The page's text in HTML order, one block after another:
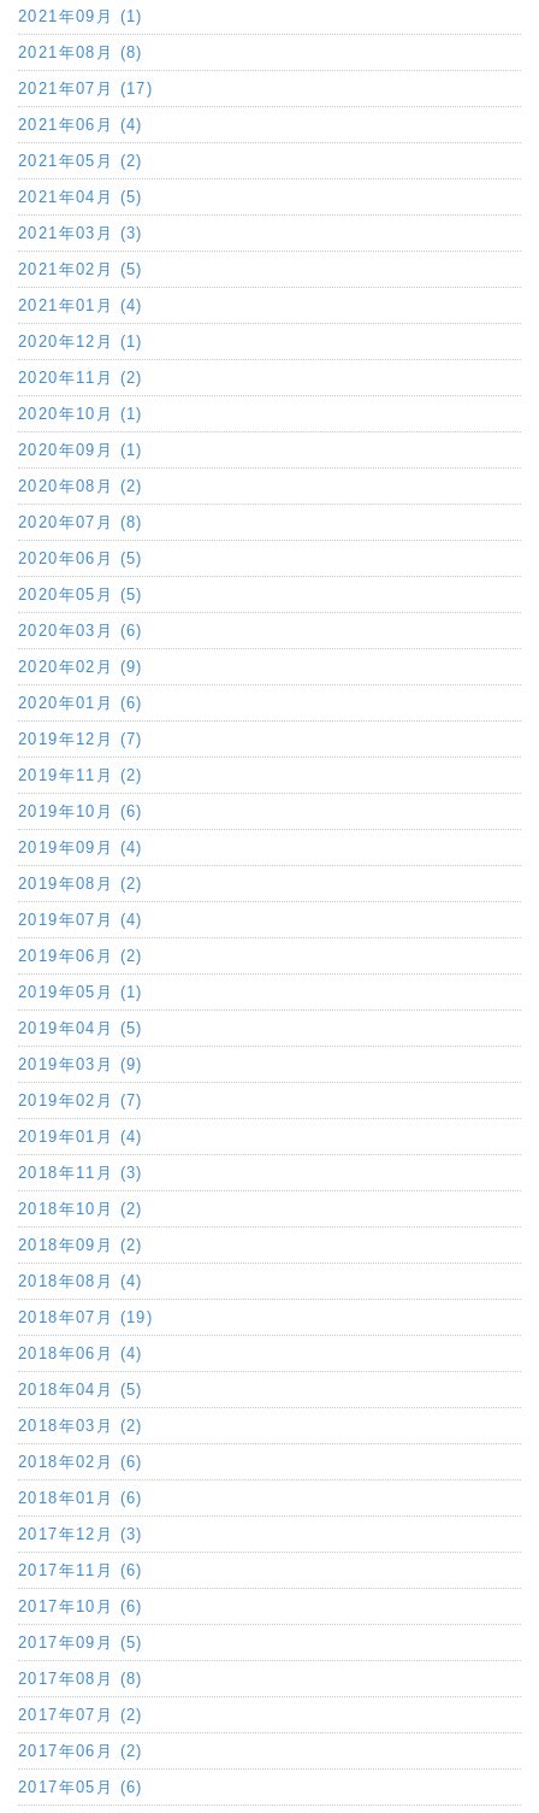
2021年09月 (1)
2021年08月 (8)
2021年07月 (17)
2021年06月 (4)
2021年05月 (2)
2021年04月 (5)
2021年03月 (3)
2021年02月 (5)
2021年01月 (4)
2020年12月 (1)
2020年11月 (2)
2020年10月 (1)
2020年09月 (1)
2020年08月 (2)
2020年07月 (8)
2020年06月 (5)
2020年05月 (5)
2020年03月 (6)
2020年02月 (9)
2020年01月 (6)
2019年12月 (7)
2019年11月 (2)
2019年10月 (6)
2019年09月 (4)
2019年08月 (2)
2019年07月 (4)
2019年06月 (2)
2019年05月 (1)
2019年04月 (5)
2019年03月 (9)
2019年02月 (7)
2019年01月 (4)
2018年11月 (3)
2018年10月 (2)
2018年09月 (2)
2018年08月 (4)
2018年07月 (19)
2018年06月 (4)
2018年04月 (5)
2018年03月 (2)
2018年02月 (6)
2018年01月 (6)
2017年12月 (3)
2017年11月 (6)
2017年10月 (6)
2017年09月 (5)
2017年08月 (8)
2017年07月 (2)
2017年06月 (2)
2017年05月 (6)